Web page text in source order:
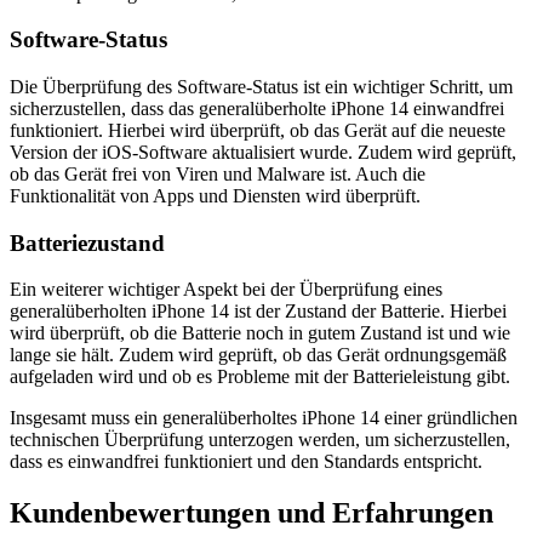
Software-Status
Die Überprüfung des Software-Status ist ein wichtiger Schritt, um
sicherzustellen, dass das generalüberholte iPhone 14 einwandfrei
funktioniert. Hierbei wird überprüft, ob das Gerät auf die neueste
Version der iOS-Software aktualisiert wurde. Zudem wird geprüft,
ob das Gerät frei von Viren und Malware ist. Auch die
Funktionalität von Apps und Diensten wird überprüft.
Batteriezustand
Ein weiterer wichtiger Aspekt bei der Überprüfung eines
generalüberholten iPhone 14 ist der Zustand der Batterie. Hierbei
wird überprüft, ob die Batterie noch in gutem Zustand ist und wie
lange sie hält. Zudem wird geprüft, ob das Gerät ordnungsgemäß
aufgeladen wird und ob es Probleme mit der Batterieleistung gibt.
Insgesamt muss ein generalüberholtes iPhone 14 einer gründlichen
technischen Überprüfung unterzogen werden, um sicherzustellen,
dass es einwandfrei funktioniert und den Standards entspricht.
Kundenbewertungen und Erfahrungen